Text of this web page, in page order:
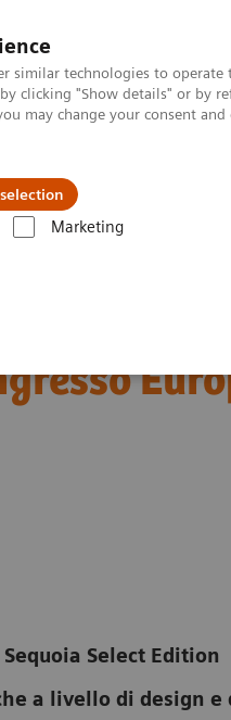
similar technologies to
clicking "Show details" or by
may change your consent
Marketing
Area Login
nuova
Select Edition
a livello di design e